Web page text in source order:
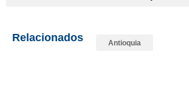
Relacionados Antioquia